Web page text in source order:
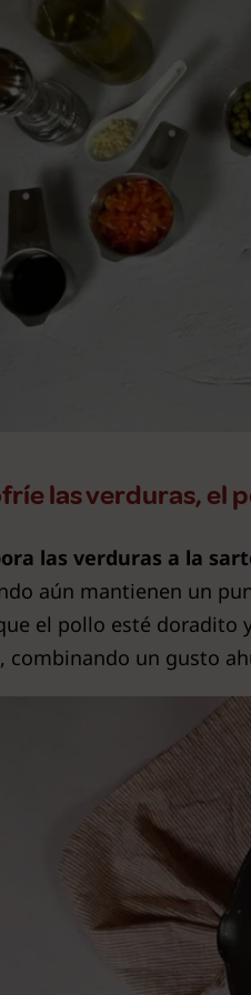
las verduras, el
las verduras a la
aún mantienen un
el pollo esté doradito
combinando un gusto